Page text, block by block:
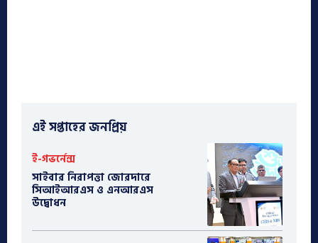
এই সপ্তাহের জনপ্রিয়
ই-গভর্নেন্স
সাইবার নিরাপত্তা জোরদারে
সিআইআরএস ও এনআরএস
উদ্বোধন